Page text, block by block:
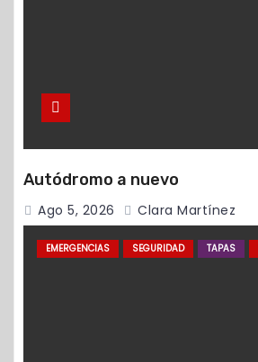
Autódromo a nuevo
Ago 5, 2026 Clara Martínez
EMERGENCIAS SEGURIDAD TAPAS